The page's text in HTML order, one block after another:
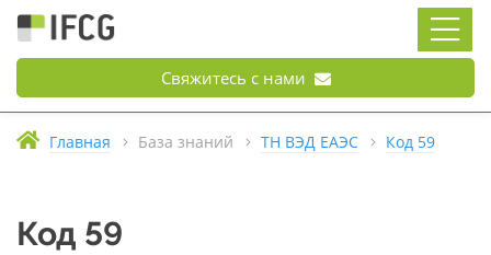
Свяжитесь с нами
Главная База знаний ТН ВЭД ЕАЭС Код 59
Код 59